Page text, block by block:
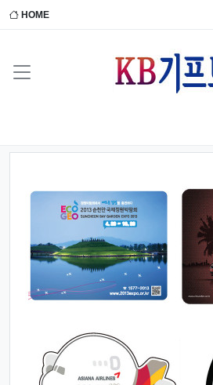
HOME